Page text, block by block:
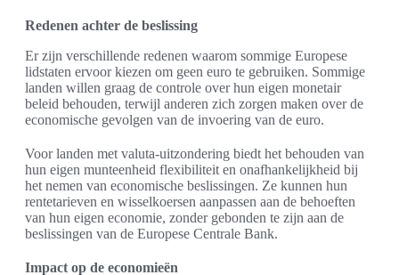
Redenen achter de beslissing
Er zijn verschillende redenen waarom sommige Europese
lidstaten ervoor kiezen om geen euro te gebruiken. Sommige
landen willen graag de controle over hun eigen monetair
beleid behouden, terwijl anderen zich zorgen maken over de
economische gevolgen van de invoering van de euro.
Voor landen met valuta-uitzondering biedt het behouden van
hun eigen munteenheid flexibiliteit en onafhankelijkheid bij
het nemen van economische beslissingen. Ze kunnen hun
rentetarieven en wisselkoersen aanpassen aan de behoeften
van hun eigen economie, zonder gebonden te zijn aan de
beslissingen van de Europese Centrale Bank.
Impact op de economieën